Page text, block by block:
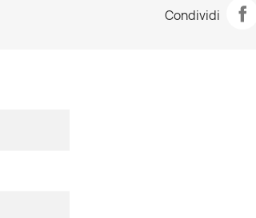
34,90 €
Condividi